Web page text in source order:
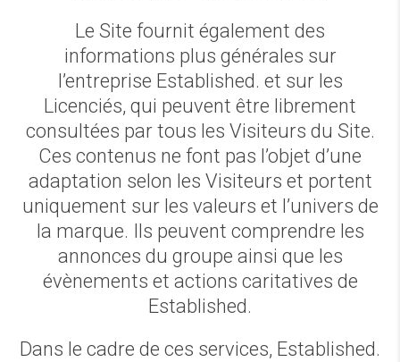
Le Site fournit également des
informations plus générales sur
l’entreprise Established. et sur les
Licenciés, qui peuvent être librement
consultées par tous les Visiteurs du Site.
Ces contenus ne font pas l’objet d’une
adaptation selon les Visiteurs et portent
uniquement sur les valeurs et l’univers de
la marque. Ils peuvent comprendre les
annonces du groupe ainsi que les
évènements et actions caritatives de
Established.
Dans le cadre de ces services, Established.